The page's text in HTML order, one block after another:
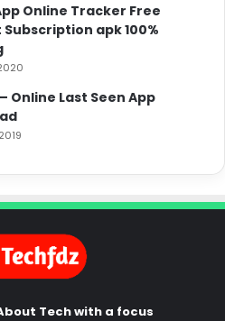
Online Tracker Free
apk 100%
Online Last Seen App
Tech with a focus